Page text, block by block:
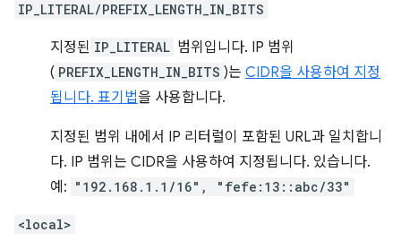
IP_LITERAL/PREFIX_LENGTH_IN_BITS
지정된 IP_LITERAL 범위입니다. IP 범위
( PREFIX_LENGTH_IN_BITS )는 CIDR을 사용하여 지정
됩니다. 표기법을 사용합니다.
지정된 범위 내에서 IP 리터럴이 포함된 URL과 일치합니
다. IP 범위는 CIDR을 사용하여 지정됩니다. 있습니다.
예: "192.168.1.1/16", "fefe:13::abc/33"
<local>